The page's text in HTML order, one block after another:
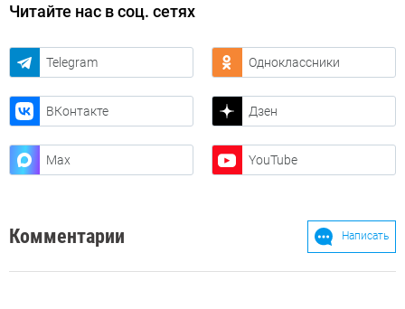
Читайте нас в соц. сетях
Telegram Одноклассники
ВКонтакте Дзен
Max YouTube
Комментарии Написать